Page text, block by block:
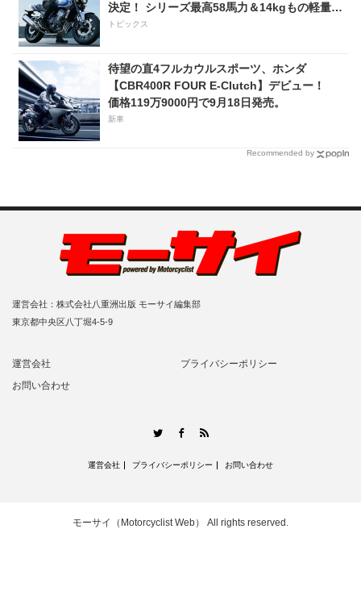
決定！ シリーズ最高58馬力＆14kgもの軽量
化!? 完全に「旧CB400SF」を超えた!?
トピックス
待望の直4フルカウルスポーツ、ホンダ
【CBR400R FOUR E-Clutch】デビュー！
価格119万9000円で9月18日発売。
新車
Recommended by
運営会社：株式会社八重洲出版 モーサイ編集部
東京都中央区八丁堀4-5-9
運営会社
プライバシーポリシー
お問い合わせ
TwitterFacebook
運営会社 プライバシーポリシー お問い合わせ
モーサイ（Motorcyclist Web） All rights reserved.